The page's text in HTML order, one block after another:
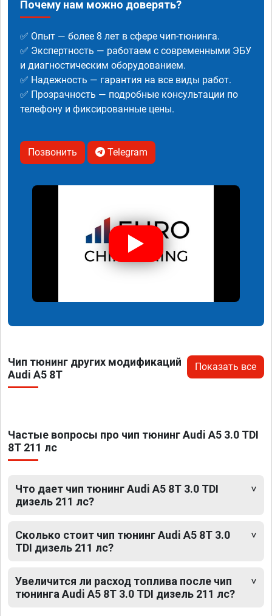
Почему нам можно доверять?
✅ Опыт — более 8 лет в сфере чип-тюнинга.
✅ Экспертность — работаем с современными ЭБУ
и диагностическим оборудованием.
✅ Надежность — гарантия на все виды работ.
✅ Прозрачность — подробные консультации по
телефону и фиксированные цены.
Позвонить Telegram
Чип тюнинг других модификаций
Audi A5 8T
Показать все
Частые вопросы про чип тюнинг Audi A5 3.0 TDI
8T 211 лс
Что дает чип тюнинг Audi A5 8T 3.0 TDI
дизель 211 лс?
Сколько стоит чип тюнинг Audi A5 8T 3.0
TDI дизель 211 лс?
Увеличится ли расход топлива после чип
тюнинга Audi A5 8T 3.0 TDI дизель 211 лс?